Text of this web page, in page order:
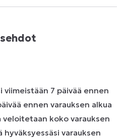
7 päivää ennen
ennen varauksen alkua
koko varauksen
varauksen